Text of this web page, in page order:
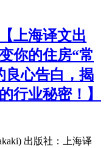
上海译文出
你的住房“常
良心告白，揭
行业秘密！】
出版社：上海译